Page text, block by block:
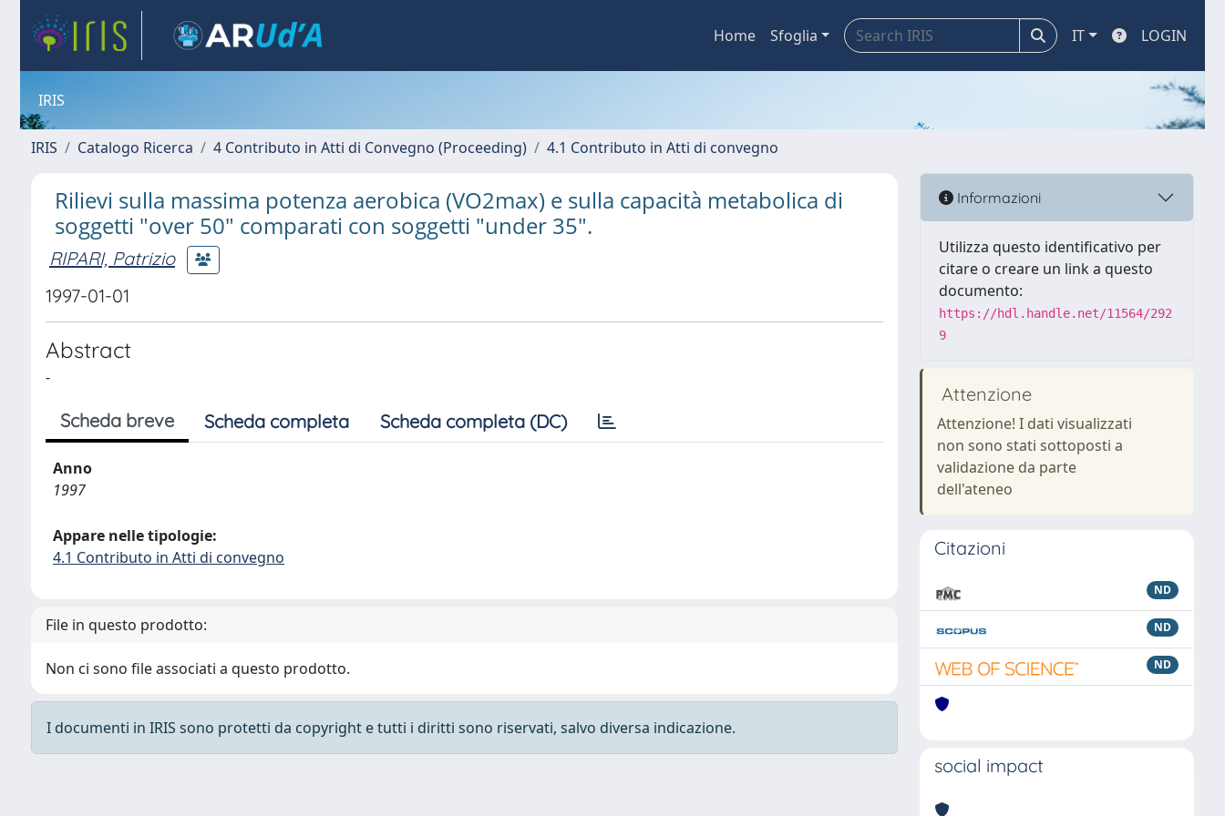
Home Sfoglia IT LOGIN
IRIS
IRIS Catalogo Ricerca 4 Contributo in Atti di Convegno (Proceeding) 4.1 Contributo in Atti di convegno
Rilievi sulla massima potenza aerobica (VO2max) e sulla capacità metabolica di
soggetti "over 50" comparati con soggetti "under 35".
RIPARI, Patrizio
1997-01-01
Abstract
-
Scheda breve Scheda completa Scheda completa (DC)
Anno
1997
Appare nelle tipologie:
4.1 Contributo in Atti di convegno
File in questo prodotto:
Non ci sono file associati a questo prodotto.
I documenti in IRIS sono protetti da copyright e tutti i diritti sono riservati, salvo diversa indicazione.
Informazioni
Utilizza questo identificativo per
citare o creare un link a questo
documento:
https://hdl.handle.net/11564/292
9
Attenzione
Attenzione! I dati visualizzati
non sono stati sottoposti a
validazione da parte
dell'ateneo
Citazioni
ND
ND
ND
social impact